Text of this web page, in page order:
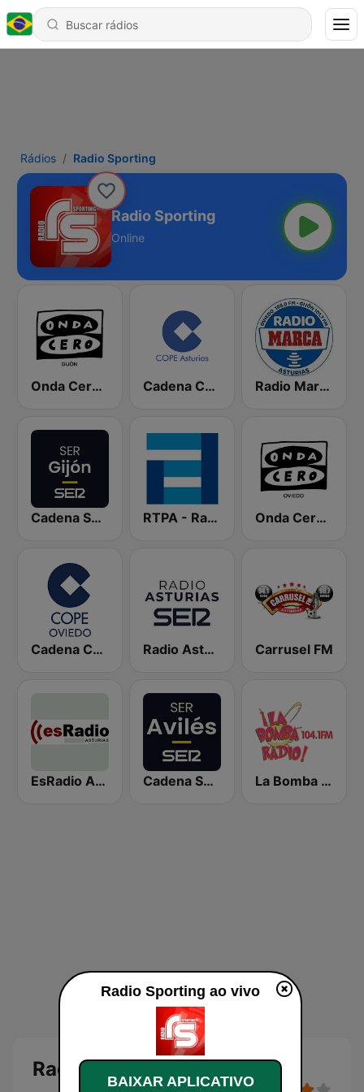
Rádios Radio Sporting
Radio Sporting
Online
Onda Cero Gijón Cadena COPE Asturias Radio Marca Asturias
Cadena SER Gijón RTPA - RadioTelevisión del Principado de Asturias Onda Cero Oviedo
Cadena COPE Oviedo Radio Asturias SER Carrusel FM
EsRadio Asturias Cadena SER Avilés La Bomba Radio
Radio Sporting
Radio Sporting ao vivo
BAIXAR APLICATIVO